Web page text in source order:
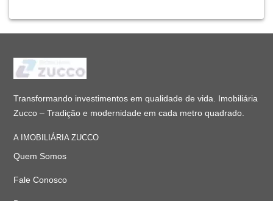
Transformando investimentos em qualidade de vida. Imobiliária
Zucco – Tradição e modernidade em cada metro quadrado.
A IMOBILIÁRIA ZUCCO
Quem Somos
Fale Conosco